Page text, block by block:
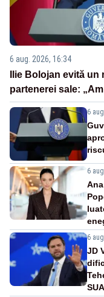
6 aug. 2026, 16:34
Ilie Bolojan evită
partenerei sale:
6
6
6
JD
SUA